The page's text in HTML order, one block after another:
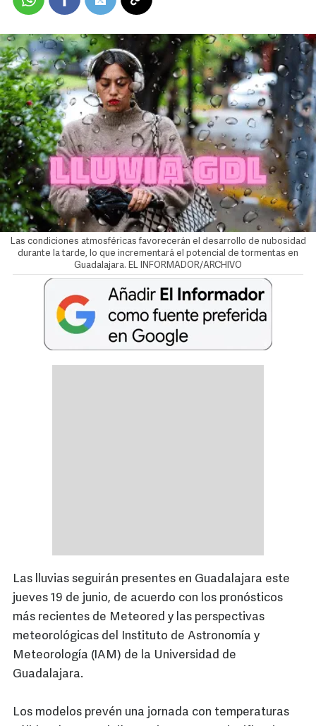
Las condiciones atmosféricas favorecerán el desarrollo de nubosidad
durante la tarde, lo que incrementará el potencial de tormentas en
Guadalajara. EL INFORMADOR/ARCHIVO
Las lluvias seguirán presentes en Guadalajara este
jueves 19 de junio, de acuerdo con los pronósticos
más recientes de Meteored y las perspectivas
meteorológicas del Instituto de Astronomía y
Meteorología (IAM) de la Universidad de
Guadalajara.
Los modelos prevén una jornada con temperaturas